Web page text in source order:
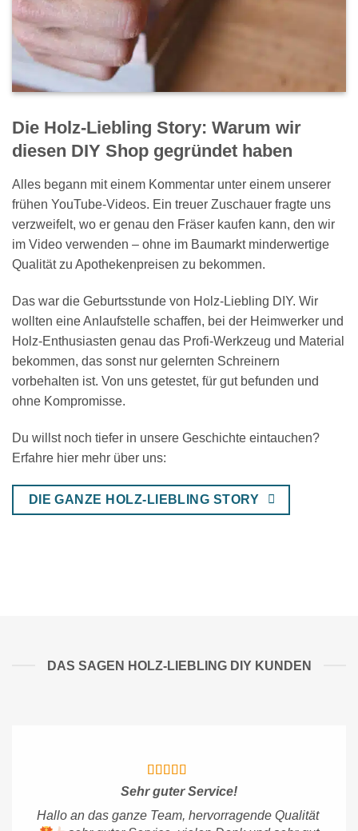
Die Holz-Liebling Story: Warum wir
diesen DIY Shop gegründet haben
Alles begann mit einem Kommentar unter einem unserer
frühen YouTube-Videos. Ein treuer Zuschauer fragte uns
verzweifelt, wo er genau den Fräser kaufen kann, den wir
im Video verwenden – ohne im Baumarkt minderwertige
Qualität zu Apothekenpreisen zu bekommen.
Das war die Geburtsstunde von Holz-Liebling DIY. Wir
wollten eine Anlaufstelle schaffen, bei der Heimwerker und
Holz-Enthusiasten genau das Profi-Werkzeug und Material
bekommen, das sonst nur gelernten Schreinern
vorbehalten ist. Von uns getestet, für gut befunden und
ohne Kompromisse.
Du willst noch tiefer in unsere Geschichte eintauchen?
Erfahre hier mehr über uns:
DIE GANZE HOLZ-LIEBLING STORY
DAS SAGEN HOLZ-LIEBLING DIY KUNDEN
Sehr guter Service!
Hallo an das ganze Team, hervorragende Qualität